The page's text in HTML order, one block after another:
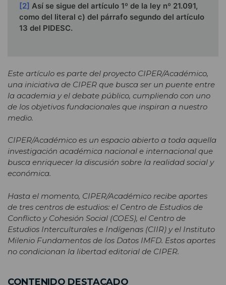
[2] Así se sigue del artículo 1º de la ley nº 21.091,
como del literal c) del párrafo segundo del artículo
13 del PIDESC.
Este artículo es parte del proyecto CIPER/Académico,
una iniciativa de CIPER que busca ser un puente entre
la academia y el debate público, cumpliendo con uno
de los objetivos fundacionales que inspiran a nuestro
medio.
CIPER/Académico es un espacio abierto a toda aquella
investigación académica nacional e internacional que
busca enriquecer la discusión sobre la realidad social y
económica.
Hasta el momento, CIPER/Académico recibe aportes
de tres centros de estudios: el Centro de Estudios de
Conflicto y Cohesión Social (COES), el Centro de
Estudios Interculturales e Indígenas (CIIR) y el Instituto
Milenio Fundamentos de los Datos IMFD. Estos aportes
no condicionan la libertad editorial de CIPER.
CONTENIDO DESTACADO